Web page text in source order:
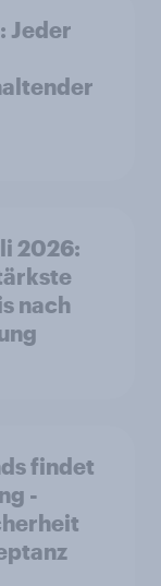
Jeder
2026:
nach
findet
-